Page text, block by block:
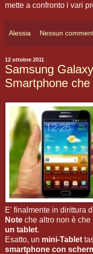
mette a confronto i vari
Alessia Nessun
12 ottobre 2011
Samsung
Smartphone
E' finalmente in dirittura
Note che altro non è che
un tablet.
Esatto, un mini-Tablet
smartphone con